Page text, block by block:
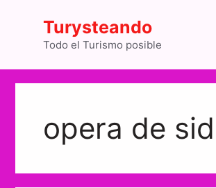
contenido
Turysteando
Todo el Turismo posible
opera de